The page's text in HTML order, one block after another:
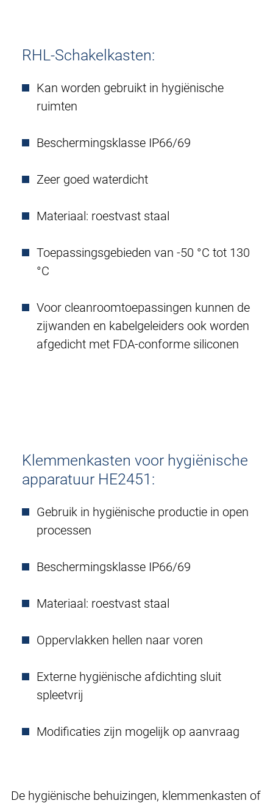
RHL-Schakelkasten:
Kan worden gebruikt in hygiënische
ruimten
Beschermingsklasse IP66/69
Zeer goed waterdicht
Materiaal: roestvast staal
Toepassingsgebieden van -50 °C tot 130
°C
Voor cleanroomtoepassingen kunnen de
zijwanden en kabelgeleiders ook worden
afgedicht met FDA-conforme siliconen
Klemmenkasten voor hygiënische
apparatuur HE2451:
Gebruik in hygiënische productie in open
processen
Beschermingsklasse IP66/69
Materiaal: roestvast staal
Oppervlakken hellen naar voren
Externe hygiënische afdichting sluit
spleetvrij
Modificaties zijn mogelijk op aanvraag
De hygiënische behuizingen, klemmenkasten of